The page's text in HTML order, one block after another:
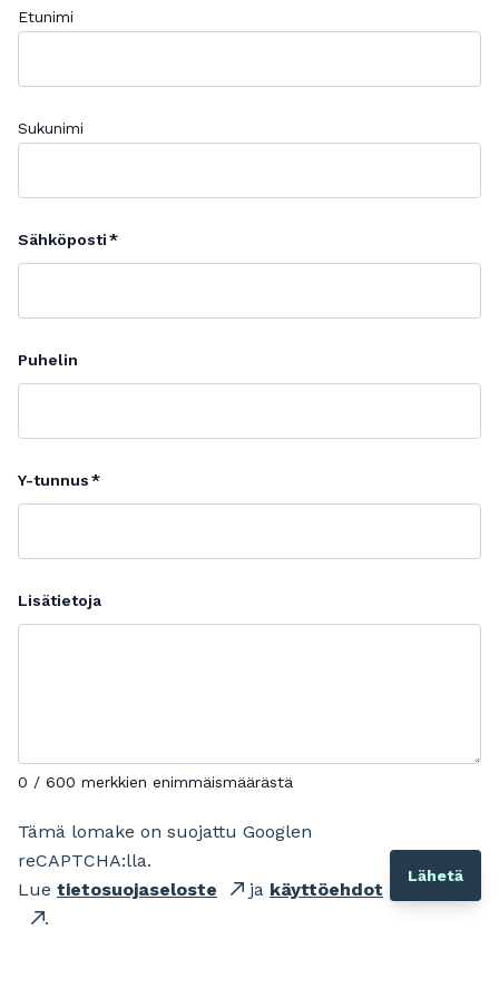
Etunimi
Sukunimi
Sähköposti
Puhelin
Y-tunnus
Lisätietoja
0 / 600 merkkien enimmäismäärästä
Tämä lomake on suojattu Googlen
reCAPTCHA:lla.
Lue tietosuojaseloste ja käyttöehdot
.